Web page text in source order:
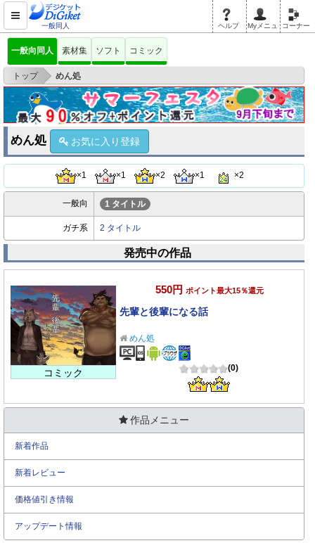
一般同人 ヘルプ Myメニュ コーナー
一般向同人 素材集 ソフト コミック
トップ > めん処
めん処 お気に入り登録
×1 ×1 ×2 ×1 ×2
一般向 1 タイトル
ガチ系 2 タイトル
発売中の作品
コミック
550円 ポイント最大15％還元
先輩と後輩になる話
めん処
(0)
作品メニュー
新着作品
新着レビュー
価格値引き情報
アップデート情報